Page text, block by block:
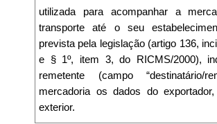
utilizada para acompanhar a
transporte até o seu
prevista pela legislação (artigo 136,
e § 1º, item 3, do RICMS/2000),
remetente (campo “destinatário/
mercadoria os dados do
exterior.